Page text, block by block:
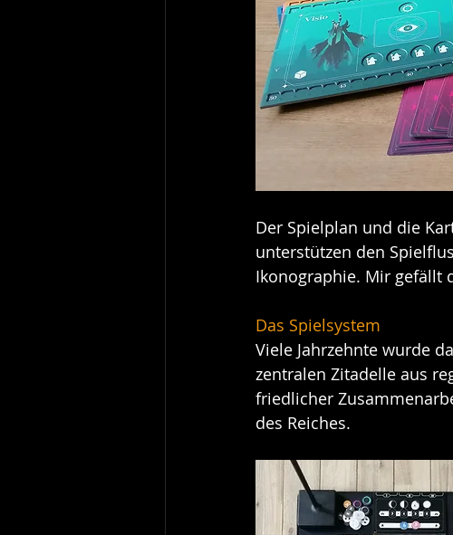
Der Spielplan und die
unterstützen den
Ikonographie. Mir gefällt
Das Spielsystem
Viele Jahrzehnte wurde
zentralen Zitadelle aus
friedlicher
des Reiches.